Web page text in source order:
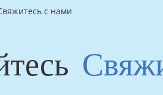
с нами